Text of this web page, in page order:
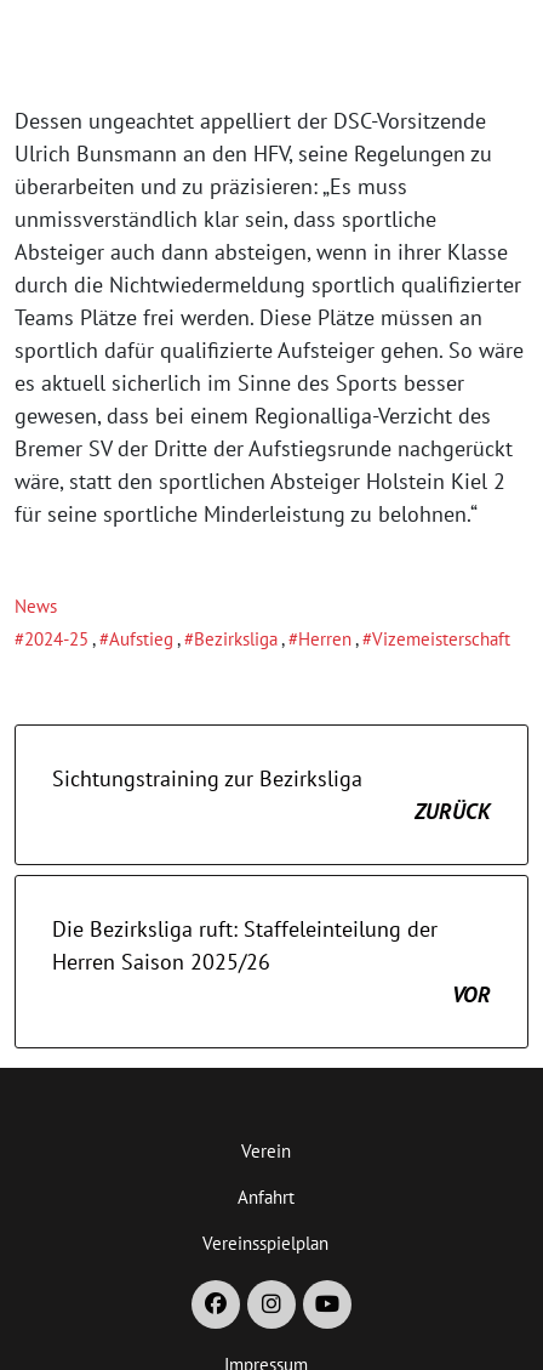
Dessen ungeachtet appelliert der DSC-Vorsitzende
Ulrich Bunsmann an den HFV, seine Regelungen zu
überarbeiten und zu präzisieren: „Es muss
unmissverständlich klar sein, dass sportliche
Absteiger auch dann absteigen, wenn in ihrer Klasse
durch die Nichtwiedermeldung sportlich qualifizierter
Teams Plätze frei werden. Diese Plätze müssen an
sportlich dafür qualifizierte Aufsteiger gehen. So wäre
es aktuell sicherlich im Sinne des Sports besser
gewesen, dass bei einem Regionalliga-Verzicht des
Bremer SV der Dritte der Aufstiegsrunde nachgerückt
wäre, statt den sportlichen Absteiger Holstein Kiel 2
für seine sportliche Minderleistung zu belohnen.“
News
2024-25 , Aufstieg , Bezirksliga, Herren, Vizemeisterschaft
Sichtungstraining zur Bezirksliga
ZURÜCK
Die Bezirksliga ruft: Staffeleinteilung der
Herren Saison 2025/26
VOR
Verein
Anfahrt
Vereinsspielplan
Impressum